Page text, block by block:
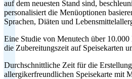
auf dem neuesten Stand sind,
personalisiert die Menüoptionen
Sprachen, Diäten und
Eine Studie von Menutech über
die Zubereitungszeit auf Speisekarten
Durchschnittliche Zeit für die
allergikerfreundlichen Speisekarte mit